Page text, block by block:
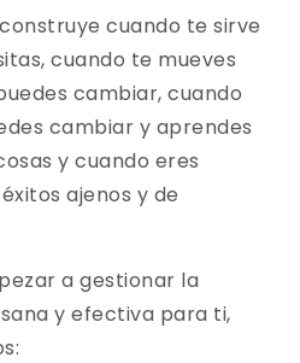
cuando te sirve
cuando te mueves
cambiar, cuando
cambiar y aprendes
y cuando eres
ajenos y de
a gestionar la
y efectiva para ti,